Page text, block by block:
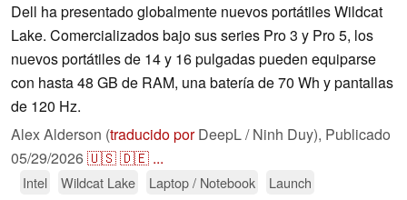
Dell ha presentado globalmente nuevos portátiles Wildcat
Lake. Comercializados bajo sus series Pro 3 y Pro 5, los
nuevos portátiles de 14 y 16 pulgadas pueden equiparse
con hasta 48 GB de RAM, una batería de 70 Wh y pantallas
de 120 Hz.
Alex Alderson (traducido porDeepL / Ninh Duy), Publicado
05/29/2026🇺🇸🇩🇪 ...
Intel Wildcat Lake Laptop / Notebook Launch